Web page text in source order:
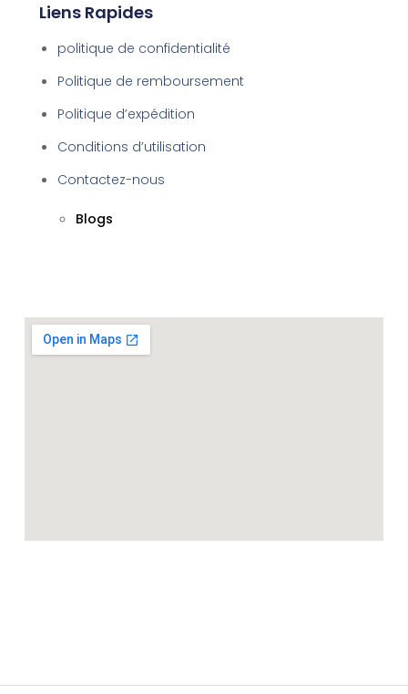
Liens Rapides
politique de confidentialité
Politique de remboursement
Politique d’expédition
Conditions d’utilisation
Contactez-nous
Blogs